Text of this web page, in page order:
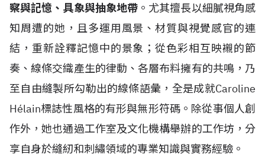
察與記憶、具象與抽象地帶 。尤其擅長以細膩視角感
知周遭的她，且多運用風景、材質與視覺感官的連
結，重新詮釋記憶中的景象；從色彩相互映襯的節
奏、線條交織產生的律動、各層布料擁有的共鳴，乃
至自由縫製所勾勒出的線條語彙，全是成就Caroline
Hélain標誌性風格的有形與無形符碼。除從事個人創
作外，她也通過工作室及文化機構舉辦的工作坊，分
享自身於縫紉和刺繡領域的專業知識與實務經驗。